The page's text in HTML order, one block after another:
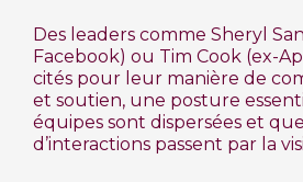
Des leaders comme Sheryl
Facebook) ou Tim Cook (ex-
cités pour leur manière de
et soutien, une posture
équipes sont dispersées et
d’interactions passent par la